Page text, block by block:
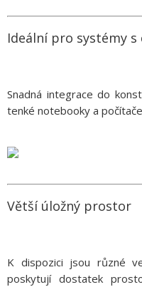
Ideální pro systémy
Snadná integrace do
tenké notebooky a
Větší úložný prostor
K dispozici jsou různé
poskytují dostatek